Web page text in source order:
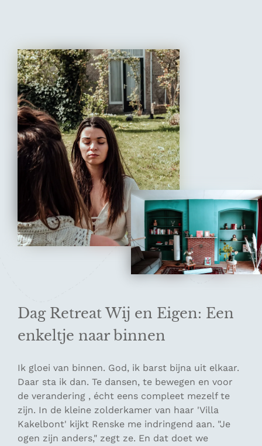
Dag Retreat Wij en Eigen: Een
enkeltje naar binnen
Ik gloei van binnen. God, ik barst bijna uit elkaar.
Daar sta ik dan. Te dansen, te bewegen en voor
de verandering , écht eens compleet mezelf te
zijn. In de kleine zolderkamer van haar 'Villa
Kakelbont' kijkt Renske me indringend aan. "Je
ogen zijn anders," zegt ze. En dat doet we